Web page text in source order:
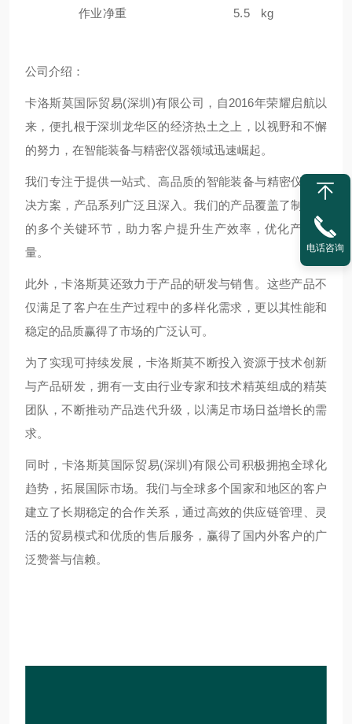
作业净重 5.5 kg
公司介绍：
卡洛斯莫国际贸易(深圳)有限公司，自2016年荣耀启航以
来，便扎根于深圳龙华区的经济热土之上，以视野和不懈
的努力，在智能装备与精密仪器领域迅速崛起。
我们专注于提供一站式、高品质的智能装备与精密仪器解
决方案，产品系列广泛且深入。我们的产品覆盖了制造业
的多个关键环节，助力客户提升生产效率，优化产品质
量。
此外，卡洛斯莫还致力于产品的研发与销售。这些产品不
仅满足了客户在生产过程中的多样化需求，更以其性能和
稳定的品质赢得了市场的广泛认可。
为了实现可持续发展，卡洛斯莫不断投入资源于技术创新
与产品研发，拥有一支由行业专家和技术精英组成的精英
团队，不断推动产品迭代升级，以满足市场日益增长的需
求。
同时，卡洛斯莫国际贸易(深圳)有限公司积极拥抱全球化
趋势，拓展国际市场。我们与全球多个国家和地区的客户
建立了长期稳定的合作关系，通过高效的供应链管理、灵
活的贸易模式和优质的售后服务，赢得了国内外客户的广
泛赞誉与信赖。
电话咨询